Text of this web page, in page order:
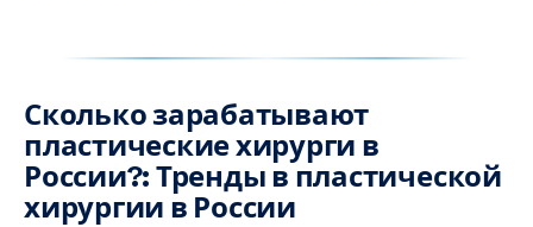
Сколько зарабатывают
пластические хирурги в
России?: Тренды в пластической
хирургии в России